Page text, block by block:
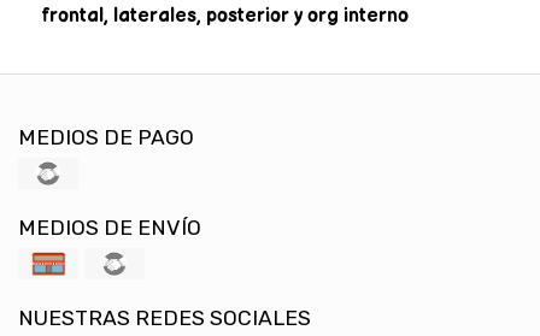
frontal, laterales, posterior y org interno
MEDIOS DE PAGO
MEDIOS DE ENVÍO
NUESTRAS REDES SOCIALES